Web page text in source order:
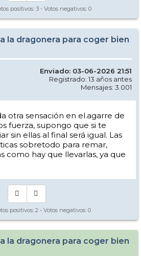
positivos: 3 - Votos negativos: 0
la dragonera para coger bien
Enviado: 03-06-2026 21:51
Registrado: 13 años antes
Mensajes: 3.001
otra sensación en el.agarre de
fuerza, supongo que si te
sin ellas al final será igual. Las
sobretodo para remar,
como hay que llevarlas, ya que
positivos: 2 - Votos negativos: 0
la dragonera para coger bien